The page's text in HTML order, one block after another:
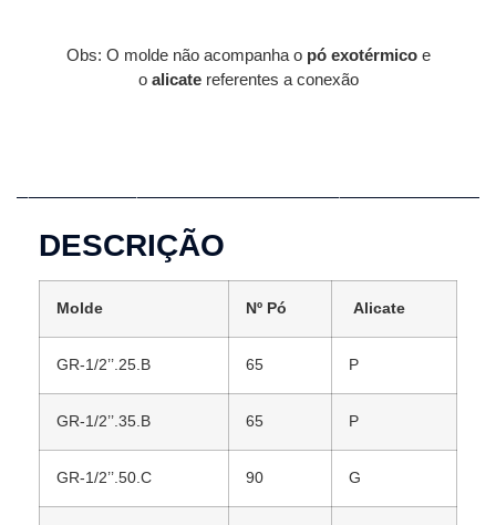
Obs: O molde não acompanha o pó exotérmicoe
o alicatereferentes a conexão
DESCRIÇÃO
Molde Nº Pó Alicate
GR-1/2’’.25.B 65 P
GR-1/2’’.35.B 65 P
GR-1/2’’.50.C 90 G